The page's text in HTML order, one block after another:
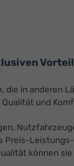
die in anderen
und
Preis-
können